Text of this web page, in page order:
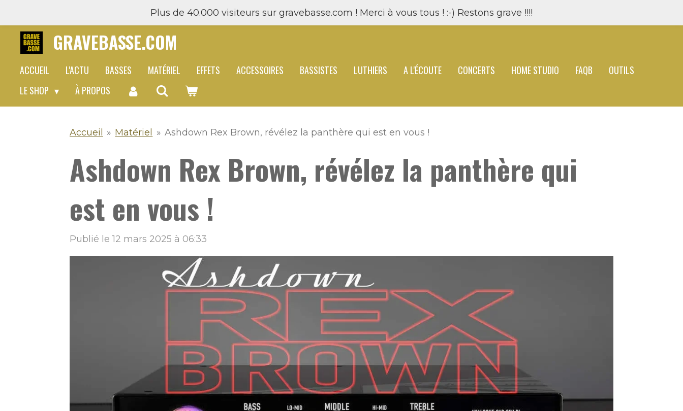
contenu
Plus de 40.000 visiteurs sur gravebasse.com ! Merci à vous tous ! :-) Restons grave !!!!
GRAVEBASSE.COM
ACCUEIL L'ACTU BASSES MATÉRIEL EFFETS ACCESSOIRES BASSISTES LUTHIERS A L'ÉCOUTE CONCERTS HOME STUDIO FAQB
OUTILS
LE SHOP
À PROPOS
Accueil » Matériel » Ashdown Rex Brown, révélez la panthère qui est en vous !
Ashdown Rex Brown, révélez la panthère qui
est en vous !
Publié le 12 mars 2025 à 06:33